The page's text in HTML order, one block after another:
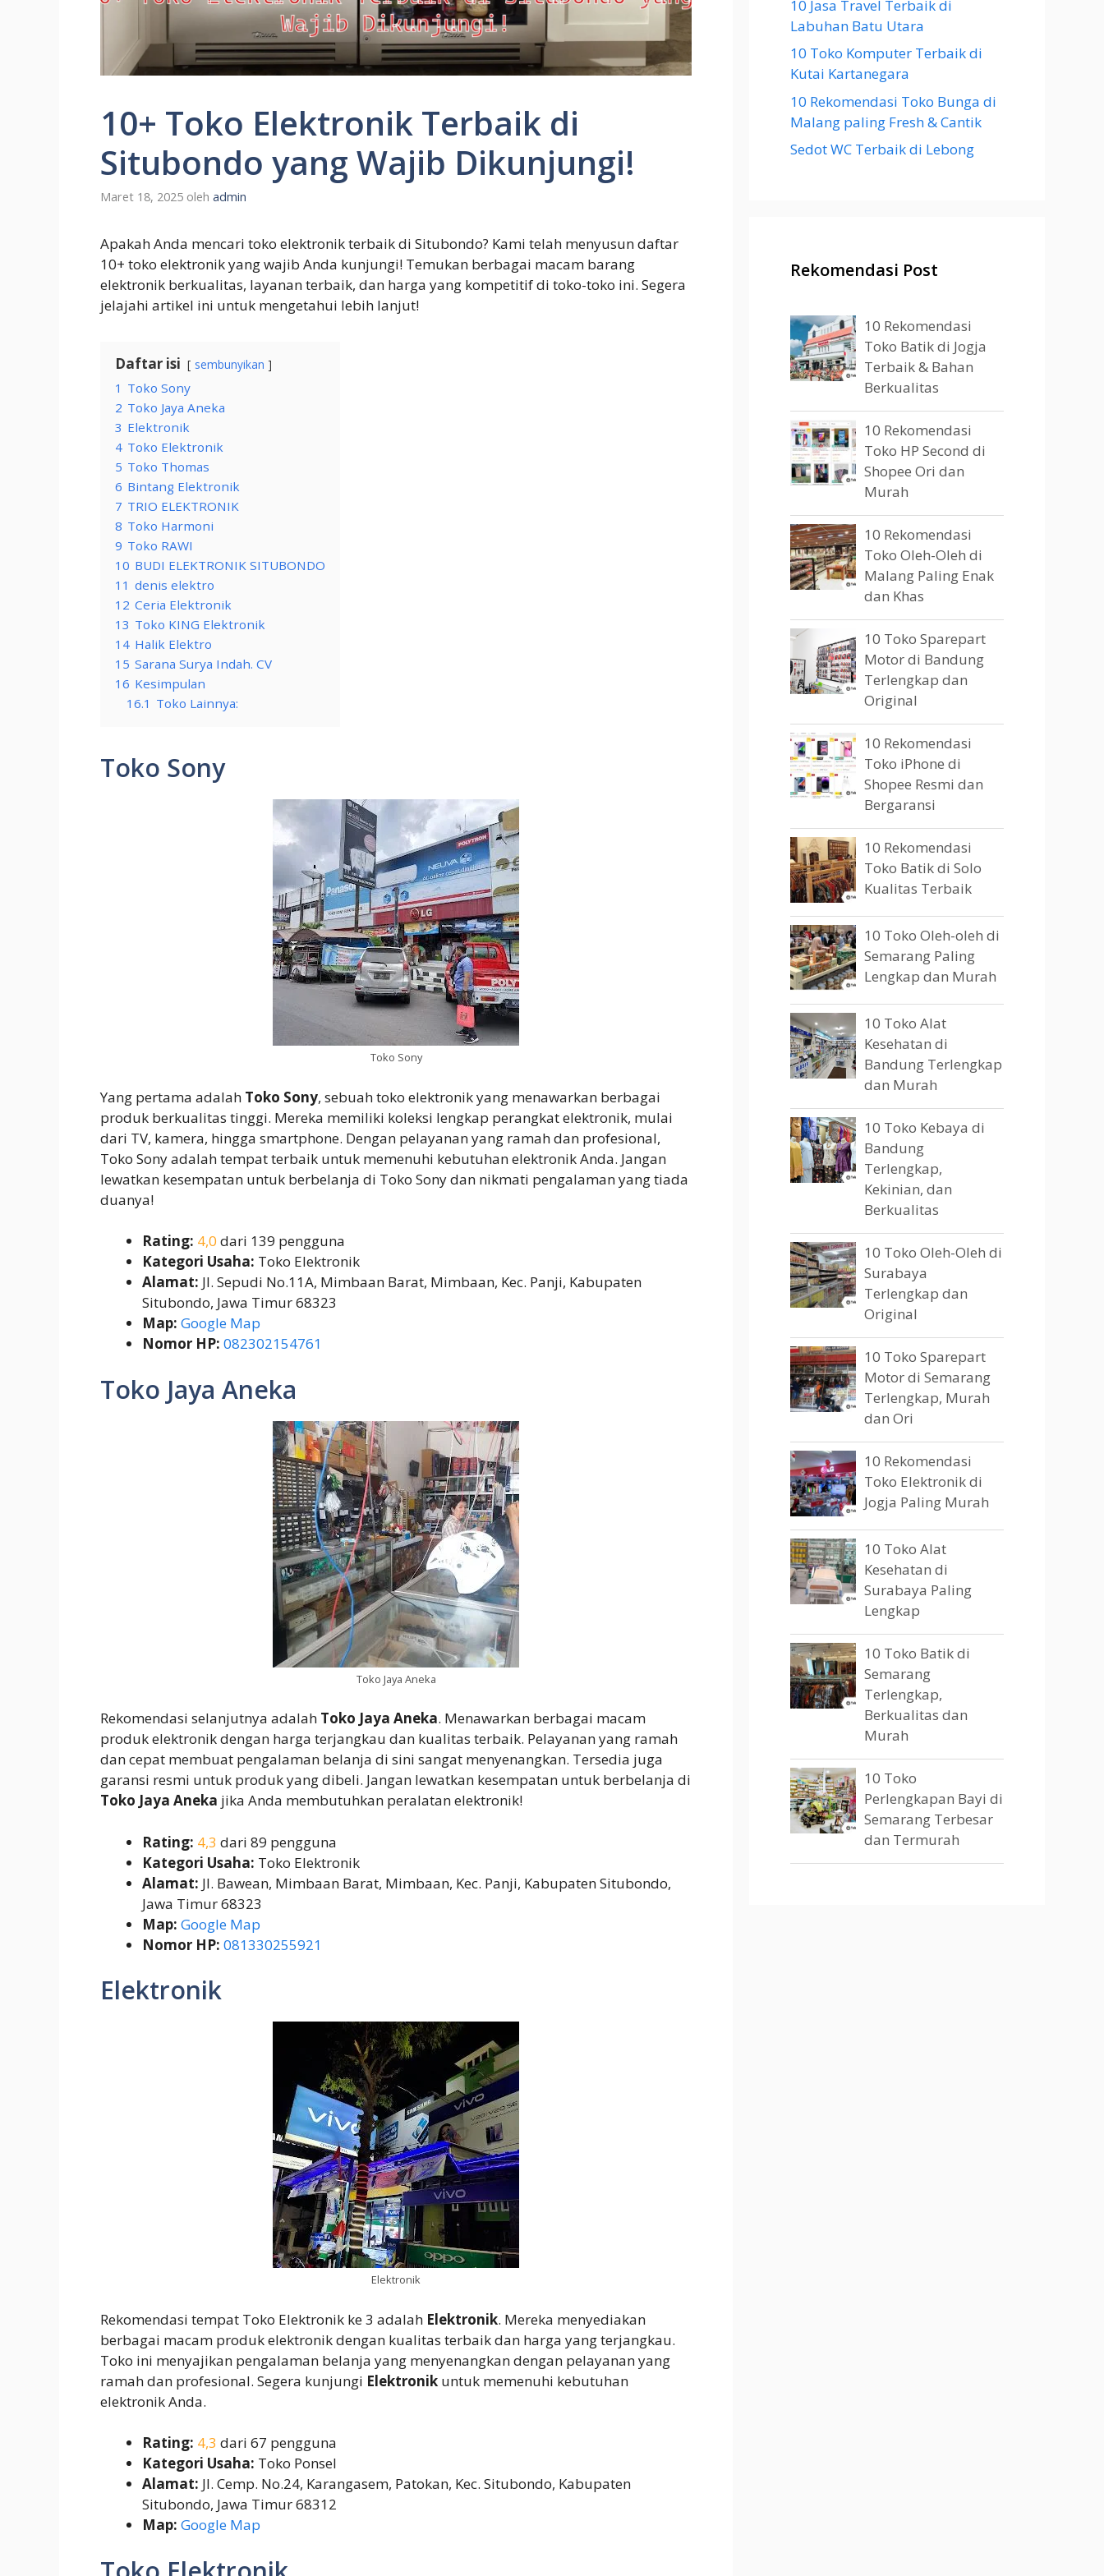
10+ Toko Elektronik Terbaik di
Situbondo yang Wajib Dikunjungi!
Maret 18, 2025 oleh admin
Apakah Anda mencari toko elektronik terbaik di Situbondo? Kami telah menyusun daftar
10+ toko elektronik yang wajib Anda kunjungi! Temukan berbagai macam barang
elektronik berkualitas, layanan terbaik, dan harga yang kompetitif di toko-toko ini. Segera
jelajahi artikel ini untuk mengetahui lebih lanjut!
Daftar isi sembunyikan
1 Toko Sony
2 Toko Jaya Aneka
3 Elektronik
4 Toko Elektronik
5 Toko Thomas
6 Bintang Elektronik
7 TRIO ELEKTRONIK
8 Toko Harmoni
9 Toko RAWI
10 BUDI ELEKTRONIK SITUBONDO
11 denis elektro
12 Ceria Elektronik
13 Toko KING Elektronik
14 Halik Elektro
15 Sarana Surya Indah. CV
16 Kesimpulan
16.1 Toko Lainnya:
Toko Sony
Toko Sony
Yang pertama adalah Toko Sony, sebuah toko elektronik yang menawarkan berbagai
produk berkualitas tinggi. Mereka memiliki koleksi lengkap perangkat elektronik, mulai
dari TV, kamera, hingga smartphone. Dengan pelayanan yang ramah dan profesional,
Toko Sony adalah tempat terbaik untuk memenuhi kebutuhan elektronik Anda. Jangan
lewatkan kesempatan untuk berbelanja di Toko Sony dan nikmati pengalaman yang tiada
duanya!
Rating: 4,0 dari 139 pengguna
Kategori Usaha: Toko Elektronik
Alamat: Jl. Sepudi No.11A, Mimbaan Barat, Mimbaan, Kec. Panji, Kabupaten
Situbondo, Jawa Timur 68323
Map: Google Map
Nomor HP: 082302154761
Toko Jaya Aneka
Toko Jaya Aneka
Rekomendasi selanjutnya adalah Toko Jaya Aneka. Menawarkan berbagai macam
produk elektronik dengan harga terjangkau dan kualitas terbaik. Pelayanan yang ramah
dan cepat membuat pengalaman belanja di sini sangat menyenangkan. Tersedia juga
garansi resmi untuk produk yang dibeli. Jangan lewatkan kesempatan untuk berbelanja di
Toko Jaya Aneka jika Anda membutuhkan peralatan elektronik!
Rating: 4,3 dari 89 pengguna
Kategori Usaha: Toko Elektronik
Alamat: Jl. Bawean, Mimbaan Barat, Mimbaan, Kec. Panji, Kabupaten Situbondo,
Jawa Timur 68323
Map: Google Map
Nomor HP: 081330255921
Elektronik
Elektronik
Rekomendasi tempat Toko Elektronik ke 3 adalah Elektronik. Mereka menyediakan
berbagai macam produk elektronik dengan kualitas terbaik dan harga yang terjangkau.
Toko ini menyajikan pengalaman belanja yang menyenangkan dengan pelayanan yang
ramah dan profesional. Segera kunjungi Elektronik untuk memenuhi kebutuhan
elektronik Anda.
Rating: 4,3 dari 67 pengguna
Kategori Usaha: Toko Ponsel
Alamat: Jl. Cemp. No.24, Karangasem, Patokan, Kec. Situbondo, Kabupaten
Situbondo, Jawa Timur 68312
Map: Google Map
10 Jasa Travel Terbaik di
Labuhan Batu Utara
10 Toko Komputer Terbaik di
Kutai Kartanegara
10 Rekomendasi Toko Bunga di
Malang paling Fresh & Cantik
Sedot WC Terbaik di Lebong
Rekomendasi Post
10 Rekomendasi
Toko Batik di Jogja
Terbaik & Bahan
Berkualitas
10 Rekomendasi
Toko HP Second di
Shopee Ori dan
Murah
10 Rekomendasi
Toko Oleh-Oleh di
Malang Paling Enak
dan Khas
10 Toko Sparepart
Motor di Bandung
Terlengkap dan
Original
10 Rekomendasi
Toko iPhone di
Shopee Resmi dan
Bergaransi
10 Rekomendasi
Toko Batik di Solo
Kualitas Terbaik
10 Toko Oleh-oleh di
Semarang Paling
Lengkap dan Murah
10 Toko Alat
Kesehatan di
Bandung Terlengkap
dan Murah
10 Toko Kebaya di
Bandung
Terlengkap,
Kekinian, dan
Berkualitas
10 Toko Oleh-Oleh di
Surabaya
Terlengkap dan
Original
10 Toko Sparepart
Motor di Semarang
Terlengkap, Murah
dan Ori
10 Rekomendasi
Toko Elektronik di
Jogja Paling Murah
10 Toko Alat
Kesehatan di
Surabaya Paling
Lengkap
10 Toko Batik di
Semarang
Terlengkap,
Berkualitas dan
Murah
10 Toko
Perlengkapan Bayi di
Semarang Terbesar
dan Termurah